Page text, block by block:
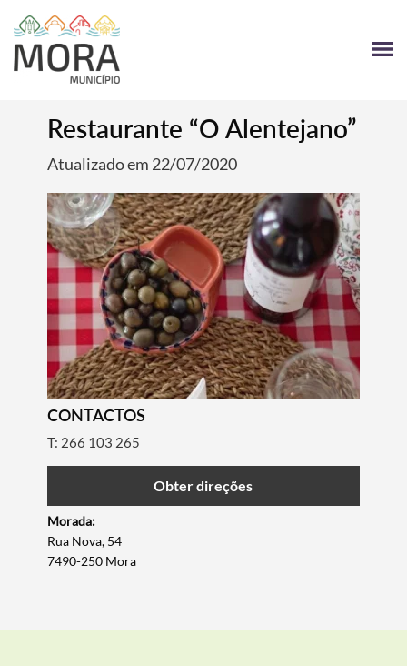
Restaurante “O Alentejano”
Atualizado em 22/07/2020
CONTACTOS
T: 266 103 265
Obter direções
Morada:
Rua Nova, 54
7490-250 Mora